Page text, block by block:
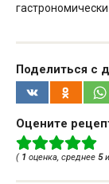
Поделиться с
Оцените
( 1 оценка, среднее 5